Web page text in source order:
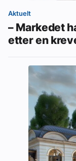
Aktuelt
– Markedet
etter en